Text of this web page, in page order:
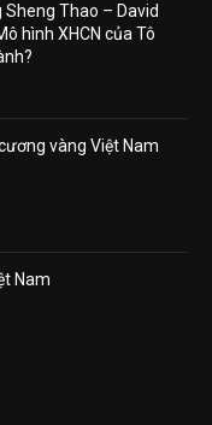
Thao – David
hình XHCN của Tô
vàng Việt Nam
Nam